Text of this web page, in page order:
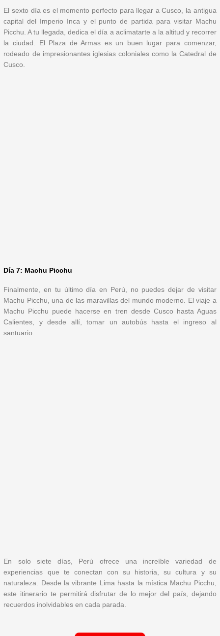
El sexto día es el momento perfecto para llegar a Cusco, la antigua
capital del Imperio Inca y el punto de partida para visitar Machu
Picchu. A tu llegada, dedica el día a aclimatarte a la altitud y recorrer
la ciudad. El Plaza de Armas es un buen lugar para comenzar,
rodeado de impresionantes iglesias coloniales como la Catedral de
Cusco.
Día 7: Machu Picchu
Finalmente, en tu último día en Perú, no puedes dejar de visitar
Machu Picchu, una de las maravillas del mundo moderno. El viaje a
Machu Picchu puede hacerse en tren desde Cusco hasta Aguas
Calientes, y desde allí, tomar un autobús hasta el ingreso al
santuario.
En solo siete días, Perú ofrece una increíble variedad de
experiencias que te conectan con su historia, su cultura y su
naturaleza. Desde la vibrante Lima hasta la mística Machu Picchu,
este itinerario te permitirá disfrutar de lo mejor del país, dejando
recuerdos inolvidables en cada parada.